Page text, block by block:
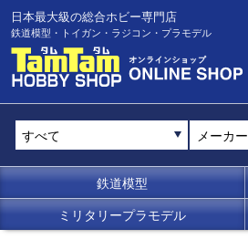
日本最大級の総合ホビー専門店
鉄道模型・トイガン・ラジコン・プラモデル
メーカー
鉄道模型
ミリタリープラモデル